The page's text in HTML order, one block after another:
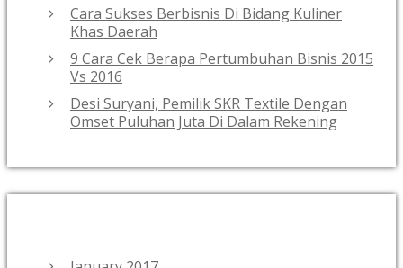
Cara Sukses Berbisnis Di Bidang Kuliner
Khas Daerah
9 Cara Cek Berapa Pertumbuhan Bisnis 2015
Vs 2016
Desi Suryani, Pemilik SKR Textile Dengan
Omset Puluhan Juta Di Dalam Rekening